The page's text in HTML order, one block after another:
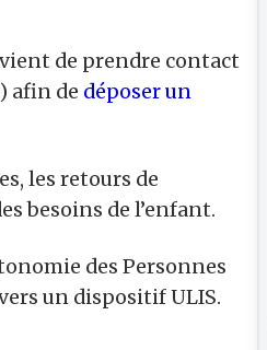
de prendre contact
afin de déposer un
les retours de
besoins de l’enfant.
des Personnes
un dispositif ULIS.